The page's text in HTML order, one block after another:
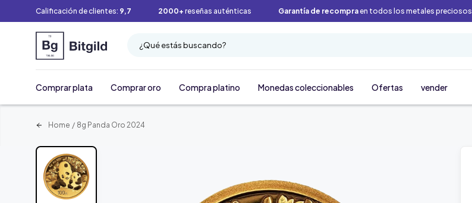
Calificación de clientes: 9,7 2000+ reseñas auténticas Garantía de recompraen todos los metales preciosos
¿Qué estás buscando?
Comprar plata Comprar oro Compra platino Monedas coleccionables Ofertas vender
Home / 8g Panda Oro 2024